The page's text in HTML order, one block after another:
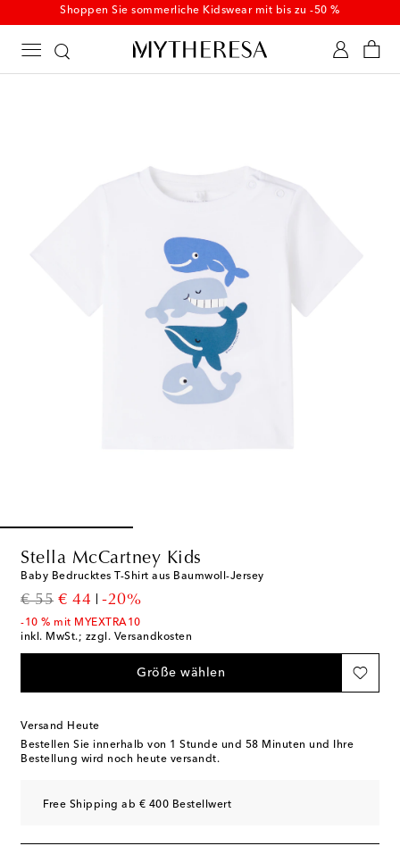
Shoppen Sie sommerliche Kidswear mit bis zu -50 %
Stella McCartney Kids
Baby Bedrucktes T-Shirt aus Baumwoll-Jersey
€ 55
original price
€ 44
discount price
-20%
-10 % mit MYEXTRA10
inkl. MwSt.; zzgl. Versandkosten
Größe wählen
Versand Heute
Bestellen Sie innerhalb von 1 Stunde und 58 Minuten und Ihre
Bestellung wird noch heute versandt.
Free Shipping ab € 400 Bestellwert